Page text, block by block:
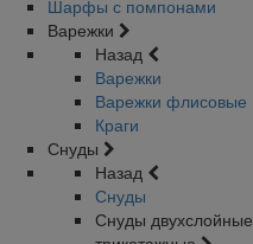
Шарфы с помпонами
Варежки
Назад
Варежки
Варежки флисовые
Краги
Снуды
Назад
Снуды
Снуды двухслойные